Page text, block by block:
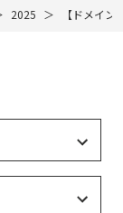
2025 【ドメイ